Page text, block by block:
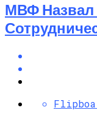
МВФ Назвал